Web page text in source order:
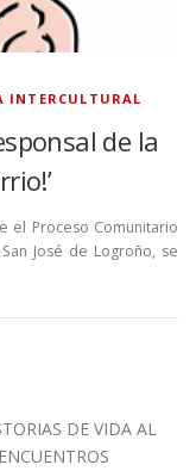
INTERCULTURAL
de la
el Proceso Comunitario
José de Logroño, se
DE VIDA AL